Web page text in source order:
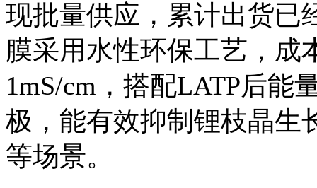
现批量供应，累计出货已
膜采用水性环保工艺，成
1mS/cm，搭配LATP后能
极，能有效抑制锂枝晶生
等场景。